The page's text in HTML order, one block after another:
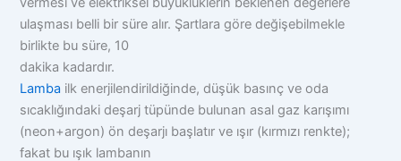
ulaşması belli bir süre alır. Şartlara göre değişebilmekle
birlikte bu süre, 10
dakika kadardır.
Lamba ilk enerjilendirildiğinde, düşük basınç ve oda
sıcaklığındaki deşarj tüpünde bulunan asal gaz karışımı
(neon+argon) ön deşarjı başlatır ve ışır (kırmızı renkte);
fakat bu ışık lambanın